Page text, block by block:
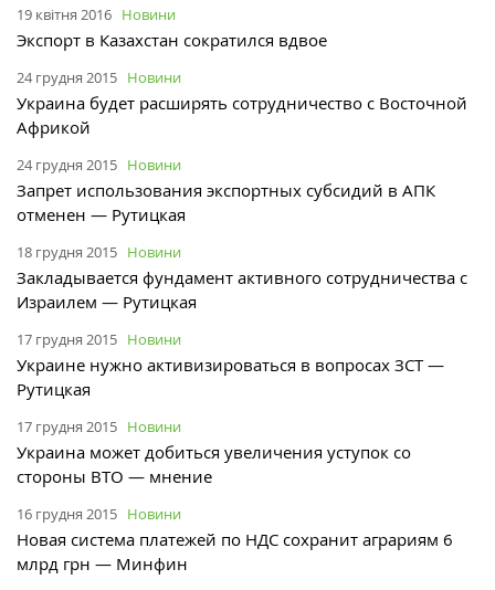
19 квітня 2016 Новини
Экспорт в Казахстан сократился вдвое
24 грудня 2015 Новини
Украина будет расширять сотрудничество с Восточной
Африкой
24 грудня 2015 Новини
Запрет использования экспортных субсидий в АПК
отменен — Рутицкая
18 грудня 2015 Новини
Закладывается фундамент активного сотрудничества с
Израилем — Рутицкая
17 грудня 2015 Новини
Украине нужно активизироваться в вопросах ЗСТ —
Рутицкая
17 грудня 2015 Новини
Украина может добиться увеличения уступок со
стороны ВТО — мнение
16 грудня 2015 Новини
Новая система платежей по НДС сохранит аграриям 6
млрд грн — Минфин